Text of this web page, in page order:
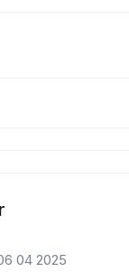
04 2025